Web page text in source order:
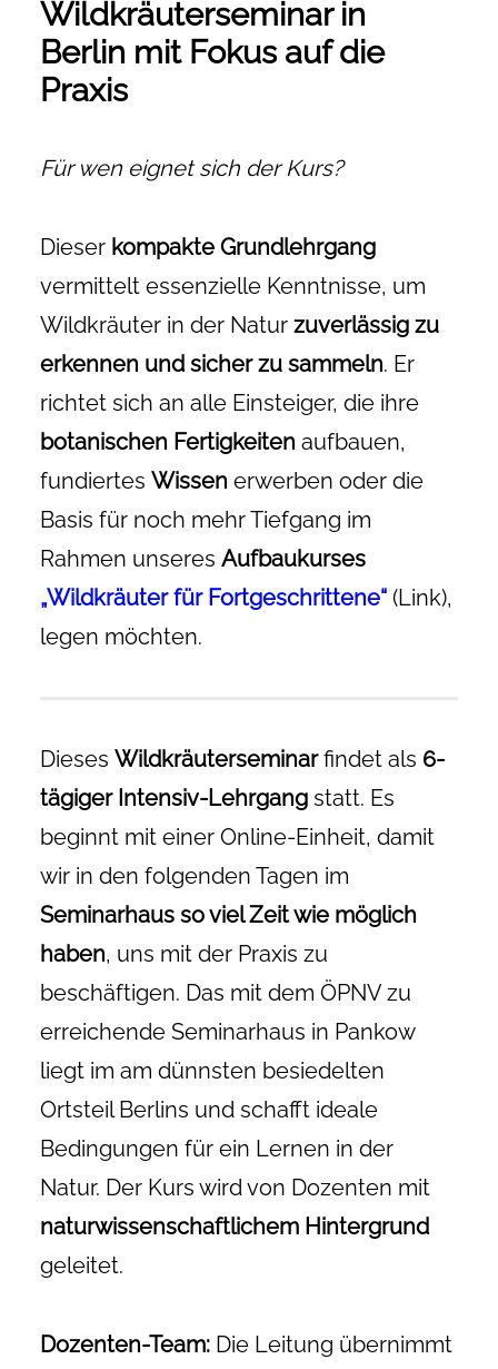
Wildkräuterseminar in
Berlin mit Fokus auf die
Praxis
Für wen eignet sich der Kurs?
Dieser kompakte Grundlehrgang
vermittelt essenzielle Kenntnisse, um
Wildkräuter in der Natur zuverlässig zu
erkennen und sicher zu sammeln. Er
richtet sich an alle Einsteiger, die ihre
botanischen Fertigkeiten aufbauen,
fundiertes Wissen erwerben oder die
Basis für noch mehr Tiefgang im
Rahmen unseres Aufbaukurses
„Wildkräuter für Fortgeschrittene“ (Link),
legen möchten.
Dieses Wildkräuterseminarfindet als 6-
tägiger Intensiv-Lehrgang statt. Es
beginnt mit einer Online-Einheit, damit
wir in den folgenden Tagen im
Seminarhaus so viel Zeit wie möglich
haben, uns mit der Praxis zu
beschäftigen. Das mit dem ÖPNV zu
erreichende Seminarhaus in Pankow
liegt im am dünnsten besiedelten
Ortsteil Berlins und schafft ideale
Bedingungen für ein Lernen in der
Natur. Der Kurs wird von Dozenten mit
naturwissenschaftlichem Hintergrund
geleitet.
Dozenten-Team: Die Leitung übernimmt